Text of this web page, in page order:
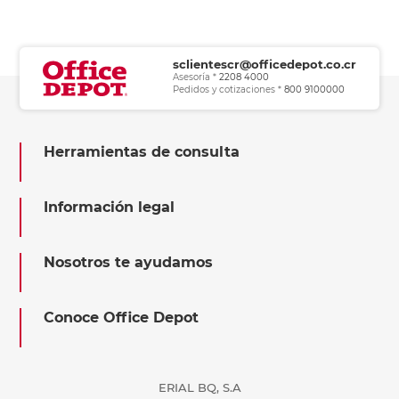
sclientescr@officedepot.co.cr
Asesoría *2208 4000
Pedidos y cotizaciones *800 9100000
Herramientas de consulta
Información legal
Nosotros te ayudamos
Conoce Office Depot
ERIAL BQ, S.A